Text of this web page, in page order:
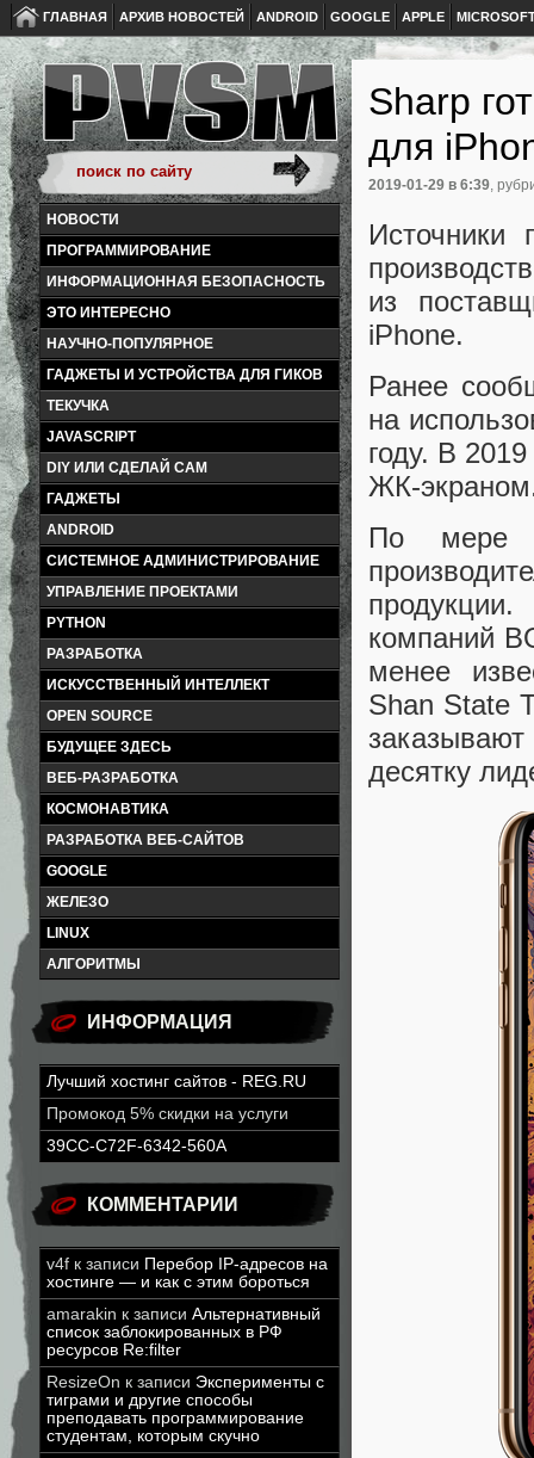
ГЛАВНАЯ АРХИВ НОВОСТЕЙ ANDROID GOOGLE APPLE
НОВОСТИ
ПРОГРАММИРОВАНИЕ
ИНФОРМАЦИОННАЯ БЕЗОПАСНОСТЬ
ЭТО ИНТЕРЕСНО
НАУЧНО-ПОПУЛЯРНОЕ
ГАДЖЕТЫ И УСТРОЙСТВА ДЛЯ ГИКОВ
ТЕКУЧКА
JAVASCRIPT
DIY ИЛИ СДЕЛАЙ САМ
ГАДЖЕТЫ
ANDROID
СИСТЕМНОЕ АДМИНИСТРИРОВАНИЕ
УПРАВЛЕНИЕ ПРОЕКТАМИ
PYTHON
РАЗРАБОТКА
ИСКУССТВЕННЫЙ ИНТЕЛЛЕКТ
OPEN SOURCE
БУДУЩЕЕ ЗДЕСЬ
ВЕБ-РАЗРАБОТКА
КОСМОНАВТИКА
РАЗРАБОТКА ВЕБ-САЙТОВ
GOOGLE
ЖЕЛЕЗО
LINUX
АЛГОРИТМЫ
ИНФОРМАЦИЯ
Лучший хостинг сайтов - REG.RU
Промокод 5% скидки на услуги
39CC-C72F-6342-560A
КОММЕНТАРИИ
v4f к записи Перебор IP-адресов на
хостинге — и как с этим бороться
amarakin к записи Альтернативный
список заблокированных в РФ
ресурсов Re:filter
ResizeOn к записи Эксперименты с
тиграми и другие способы
преподавать программирование
студентам, которым скучно
Sharp
для
2019-01-29 в 6:39,
Источники
из
iPhone.
Ранее
на
году. В
ЖК-
По мере
компаний
менее
Shan State
десятку